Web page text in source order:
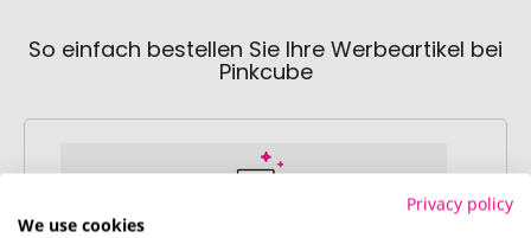
So einfach bestellen Sie Ihre Werbeartikel bei
Pinkcube
Privacy policy
We use cookies